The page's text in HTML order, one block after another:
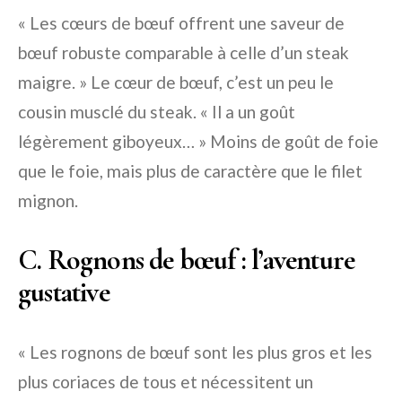
« Les cœurs de bœuf offrent une saveur de
bœuf robuste comparable à celle d’un steak
maigre. » Le cœur de bœuf, c’est un peu le
cousin musclé du steak. « Il a un goût
légèrement giboyeux… » Moins de goût de foie
que le foie, mais plus de caractère que le filet
mignon.
C. Rognons de bœuf : l’aventure
gustative
« Les rognons de bœuf sont les plus gros et les
plus coriaces de tous et nécessitent un